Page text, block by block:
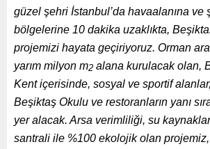
güzel şehri İstanbul’da havaalanına ve
bölgelerine 10 dakika uzaklıkta,
projemizi hayata geçiriyoruz. Orman
yarım milyon m2 alana kurulacak olan,
Kent içerisinde, sosyal ve sportif
Beşiktaş Okulu ve restoranların yanı
yer alacak. Arsa verimliliği, su
santrali ile %100 ekolojik olan projemiz,